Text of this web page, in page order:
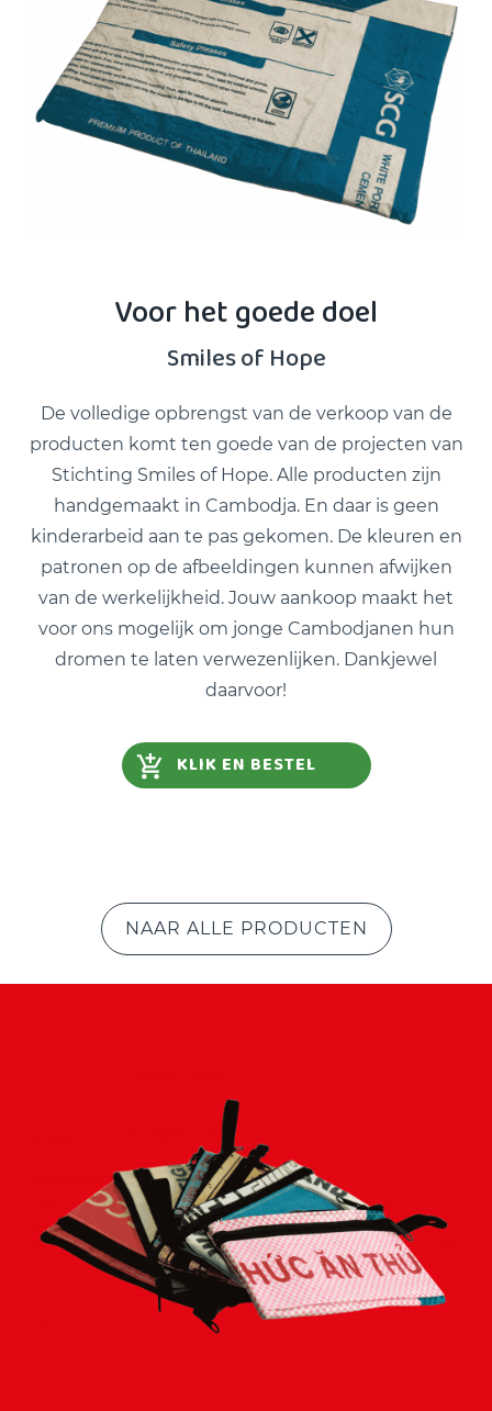
Voor het goede doel
Smiles of Hope
De volledige opbrengst van de verkoop van de
producten komt ten goede van de projecten van
Stichting Smiles of Hope. Alle producten zijn
handgemaakt in Cambodja. En daar is geen
kinderarbeid aan te pas gekomen. De kleuren en
patronen op de afbeeldingen kunnen afwijken
van de werkelijkheid. Jouw aankoop maakt het
voor ons mogelijk om jonge Cambodjanen hun
dromen te laten verwezenlijken. Dankjewel
daarvoor!
KLIK EN BESTEL
NAAR ALLE PRODUCTEN